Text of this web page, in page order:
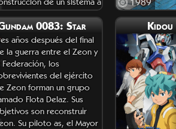
escala para extraer
0083: Star
años después del final
la guerra entre el Zeon y
Federación, los
del ejército
Zeon forman un grupo
Flota Delaz. Sus
son reconstruir
Su piloto as, el Mayor
Kidou